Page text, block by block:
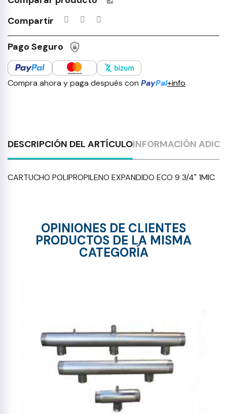
Productos incluidos en tu lista
Compartir
Pago Seguro
Compra ahora y paga después con PayPal+info
DESCRIPCIÓN DEL ARTÍCULOINFORMACIÓN
CARTUCHO POLIPROPILENO EXPANDIDO ECO 9 3/4" 1MIC
OPINIONES DE CLIENTES
PRODUCTOS DE LA MISMA
CATEGORÍA